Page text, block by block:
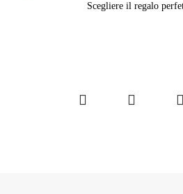
Scegliere il regalo